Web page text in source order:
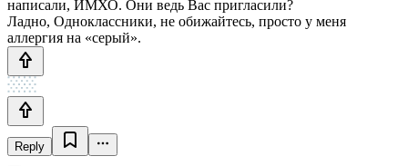
написали, ИМХО. Они ведь Вас пригласили?
Ладно, Одноклассники, не обижайтесь, просто у меня
аллергия на «серый».
Reply